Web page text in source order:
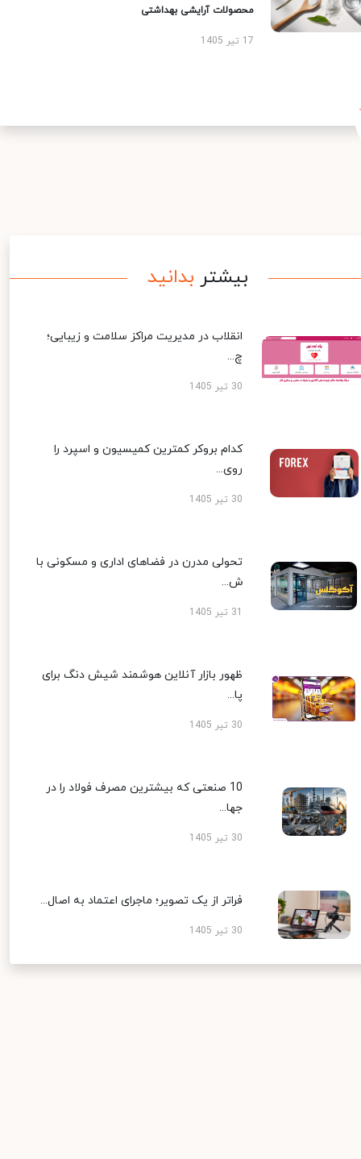
محصولات آرایشی بهداشتی
17 تیر 1405
بیشتر بدانید
انقلاب در مدیریت مراکز سلامت و زیبایی؛
چ...
30 تیر 1405
کدام بروکر کمترین کمیسیون و اسپرد را
روی...
30 تیر 1405
تحولی مدرن در فضاهای اداری و مسکونی با
ش...
ظهور بازار آنلاین هوشمند شیش دنگ برای
پا...
30 تیر 1405
10 صنعتی که بیشترین مصرف فولاد را در
جها...
30 تیر 1405
فراتر از یک تصویر؛ ماجرای اعتماد به اصال...
30 تیر 1405